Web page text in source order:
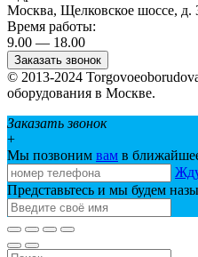
Москва, Щелковское шоссе,
Время работы:
9.00 — 18.00
Заказать звонок
© 2013-2024
оборудования в Москве.
Заказать звонок
+
Мы позвоним вам в
Представьтесь и мы будем